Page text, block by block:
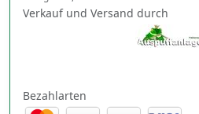
Verkauf und Versand durch
Bezahlarten